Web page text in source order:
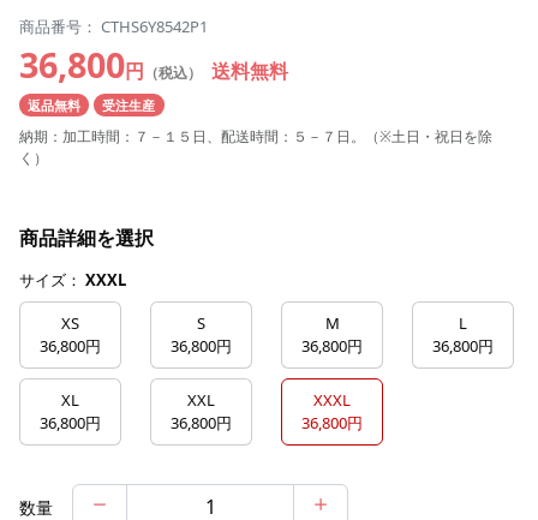
商品番号： CTHS6Y8542P1
36,800円 （税込） 送料無料
返品無料 受注生産
納期：加工時間：７－１５日、配送時間：５－７日。（※土日・祝日を除
く）
商品詳細を選択
サイズ： XXXL
XS
36,800円
S
36,800円
M
36,800円
L
36,800円
XL
36,800円
XXL
36,800円
XXXL
36,800円
数量